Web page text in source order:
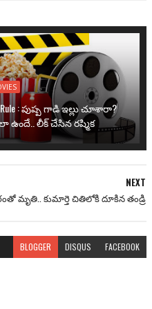
Rule : పుష్ప గాడి ఇల్లు చూశారా?
ఉందే.. లీక్ చేసిన రష్మిక
NEXT
కుమార్తె చితిలోకి దూకిన తండ్రి
BLOGGER DISQUS FACEBOOK